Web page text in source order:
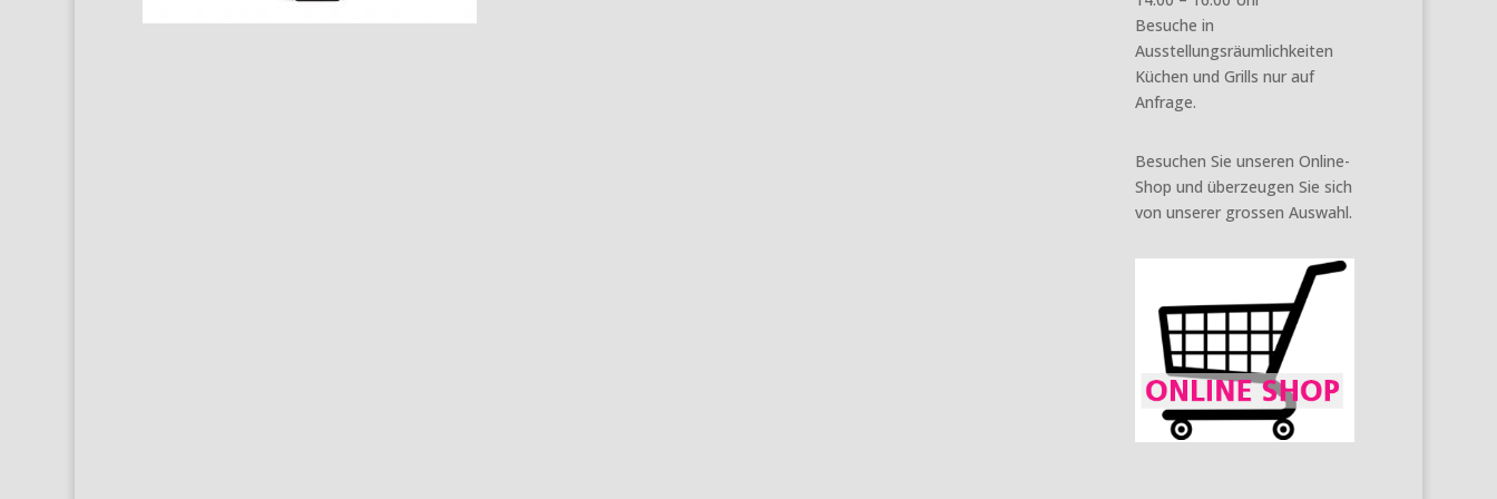
Besuche in
Ausstellungsräumlichkeiten
Küchen und Grills nur auf
Anfrage.
Besuchen Sie unseren Online-
Shop und überzeugen Sie sich
von unserer grossen Auswahl.